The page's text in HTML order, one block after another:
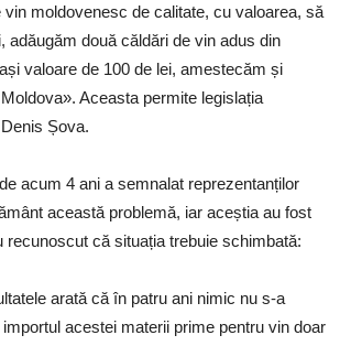
vin moldovenesc de calitate, cu valoarea, să
adăugăm două căldări de vin adus din
valoare de 100 de lei, amestecăm și
Aceasta permite legislația
Șova.
acum 4 ani a semnalat reprezentanților
această problemă, iar aceștia au fost
recunoscut că situația trebuie schimbată:
arată că în patru ani nimic nu s-a
acestei materii prime pentru vin doar